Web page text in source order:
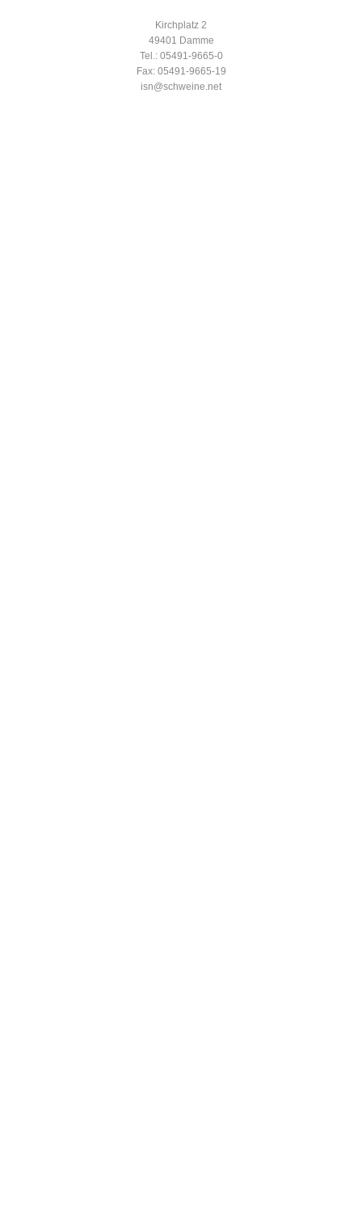
Kirchplatz 2
49401 Damme
Tel.: 05491-9665-0
Fax: 05491-9665-19
isn@schweine.net